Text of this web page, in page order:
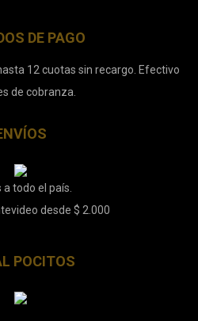
DE PAGO
12 cuotas sin recargo. Efectivo
de cobranza.
a todo el país.
desde $ 2.000
POCITOS